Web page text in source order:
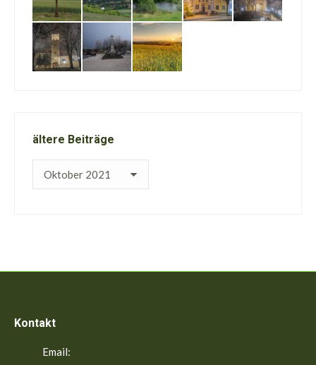
ältere Beiträge
ältere
Kontakt
Email: